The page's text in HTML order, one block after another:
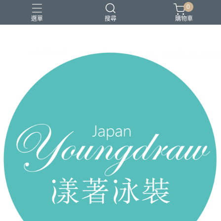
選單 搜尋
2026 新品上市
0
購物車